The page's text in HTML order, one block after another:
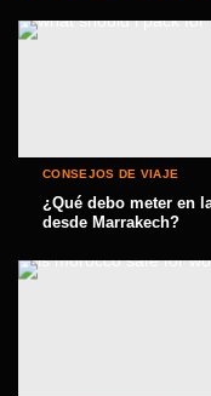
CONSEJOS DE VIAJE
¿Qué debo meter en
desde Marrakech?